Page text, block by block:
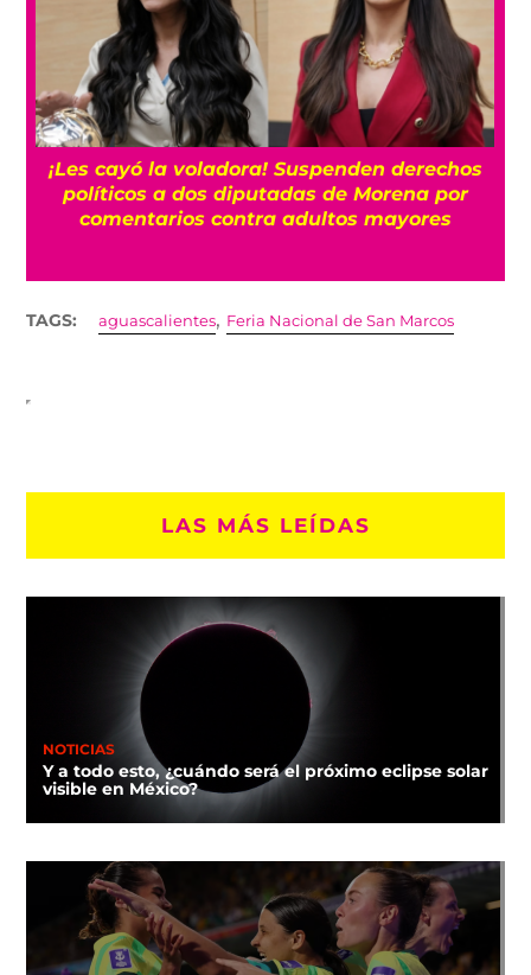
¡Les cayó la voladora! Suspenden derechos
políticos a dos diputadas de Morena por
comentarios contra adultos mayores
TAGS: aguascalientes, Feria Nacional de San Marcos
LAS MÁS LEÍDAS
NOTICIAS
Y a todo esto, ¿cuándo será el próximo eclipse solar
visible en México?